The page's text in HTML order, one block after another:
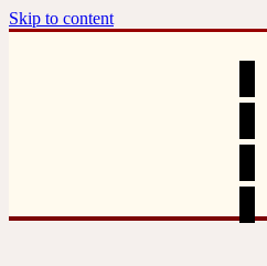
Skip to content